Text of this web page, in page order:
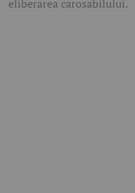
eliberarea carosabilului.